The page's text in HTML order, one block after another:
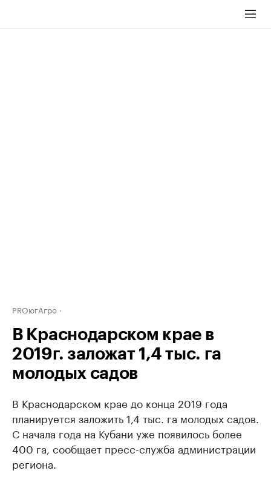
PROюгАгро
В Краснодарском крае в
2019г. заложат 1,4 тыс. га
молодых садов
В Краснодарском крае до конца 2019 года
планируется заложить 1,4 тыс. га молодых садов.
С начала года на Кубани уже появилось более
400 га, сообщает пресс-служба администрации
региона.